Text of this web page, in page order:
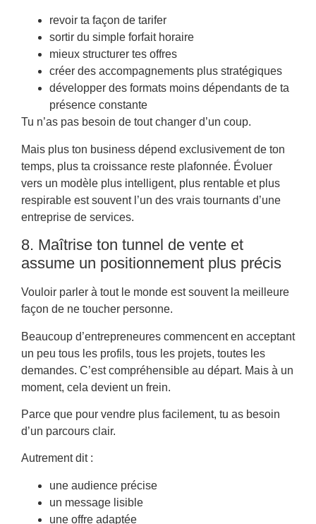
revoir ta façon de tarifer
sortir du simple forfait horaire
mieux structurer tes offres
créer des accompagnements plus stratégiques
développer des formats moins dépendants de ta
présence constante
Tu n’as pas besoin de tout changer d’un coup.
Mais plus ton business dépend exclusivement de ton
temps, plus ta croissance reste plafonnée. Évoluer
vers un modèle plus intelligent, plus rentable et plus
respirable est souvent l’un des vrais tournants d’une
entreprise de services.
8. Maîtrise ton tunnel de vente et
assume un positionnement plus précis
Vouloir parler à tout le monde est souvent la meilleure
façon de ne toucher personne.
Beaucoup d’entrepreneures commencent en acceptant
un peu tous les profils, tous les projets, toutes les
demandes. C’est compréhensible au départ. Mais à un
moment, cela devient un frein.
Parce que pour vendre plus facilement, tu as besoin
d’un parcours clair.
Autrement dit :
une audience précise
un message lisible
une offre adaptée